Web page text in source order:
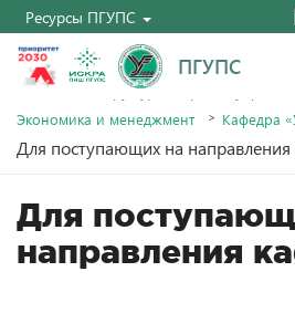
Ресурсы ПГУПС
ПГУПС
Главная Структура и органы
Экономика и менеджмент
Кафедра
Для поступающих на
Для
направления